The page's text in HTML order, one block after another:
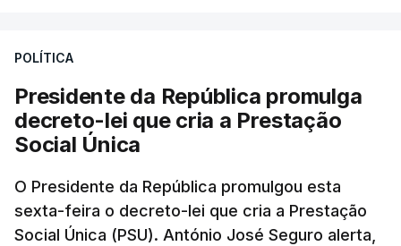
POLÍTICA
Presidente da República promulga
decreto-lei que cria a Prestação
Social Única
O Presidente da República promulgou esta
sexta-feira o decreto-lei que cria a Prestação
Social Única (PSU). António José Seguro alerta,